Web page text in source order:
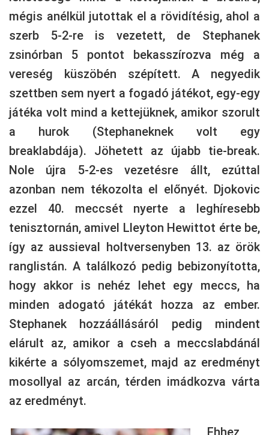
mégis anélkül jutottak el a rövidítésig, ahol a
szerb 5-2-re is vezetett, de Stephanek
zsinórban 5 pontot bekasszírozva még a
vereség küszöbén szépített. A negyedik
szettben sem nyert a fogadó játékot, egy-egy
játéka volt mind a kettejüknek, amikor szorult
a hurok (Stephaneknek volt egy
breaklabdája). Jöhetett az újabb tie-break.
Nole újra 5-2-es vezetésre állt, ezúttal
azonban nem tékozolta el előnyét. Djokovic
ezzel 40. meccsét nyerte a leghíresebb
tenisztornán, amivel Lleyton Hewittot érte be,
így az aussieval holtversenyben 13. az örök
ranglistán. A találkozó pedig bebizonyította,
hogy akkor is nehéz lehet egy meccs, ha
minden adogató játékát hozza az ember.
Stephanek hozzáállásáról pedig mindent
elárult az, amikor a cseh a meccslabdánál
kikérte a sólyomszemet, majd az eredményt
mosollyal az arcán, térden imádkozva várta
az eredményt.
Ehhez